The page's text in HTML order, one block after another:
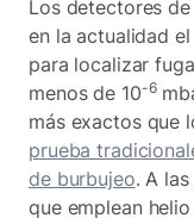
Los detectores
en la actualidad
para localizar
menos de 10-6
más exactos que
prueba
de burbujeo. A
que emplean